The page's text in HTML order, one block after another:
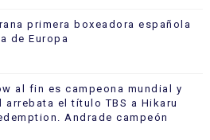
primera boxeadora española
de Europa
al fin es campeona mundial y
arrebata el título TBS a Hikaru
Andrade campeón